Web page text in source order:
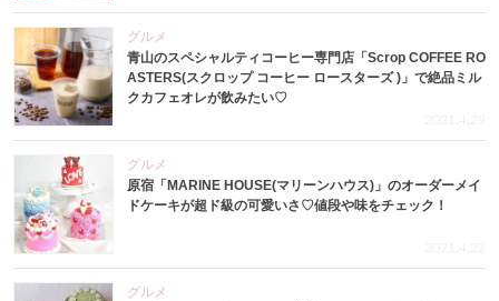
グルメ
青山のスペシャルティコーヒー専門店「Scrop COFFEE RO
ASTERS(スクロップ コーヒー ロースターズ )」で絶品ミル
クカフェオレが飲みたい♡
2021.4.29
グルメ
原宿「MARINE HOUSE(マリーンハウス)」のオーダーメイ
ドケーキが超ド級の可愛いさ♡値段や味をチェック！
2021.4.22
グルメ